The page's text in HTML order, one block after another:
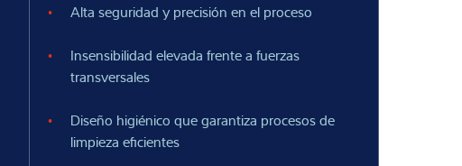
Alta seguridad y precisión en el proceso
Insensibilidad elevada frente a fuerzas
transversales
Diseño higiénico que garantiza procesos de
limpieza eficientes